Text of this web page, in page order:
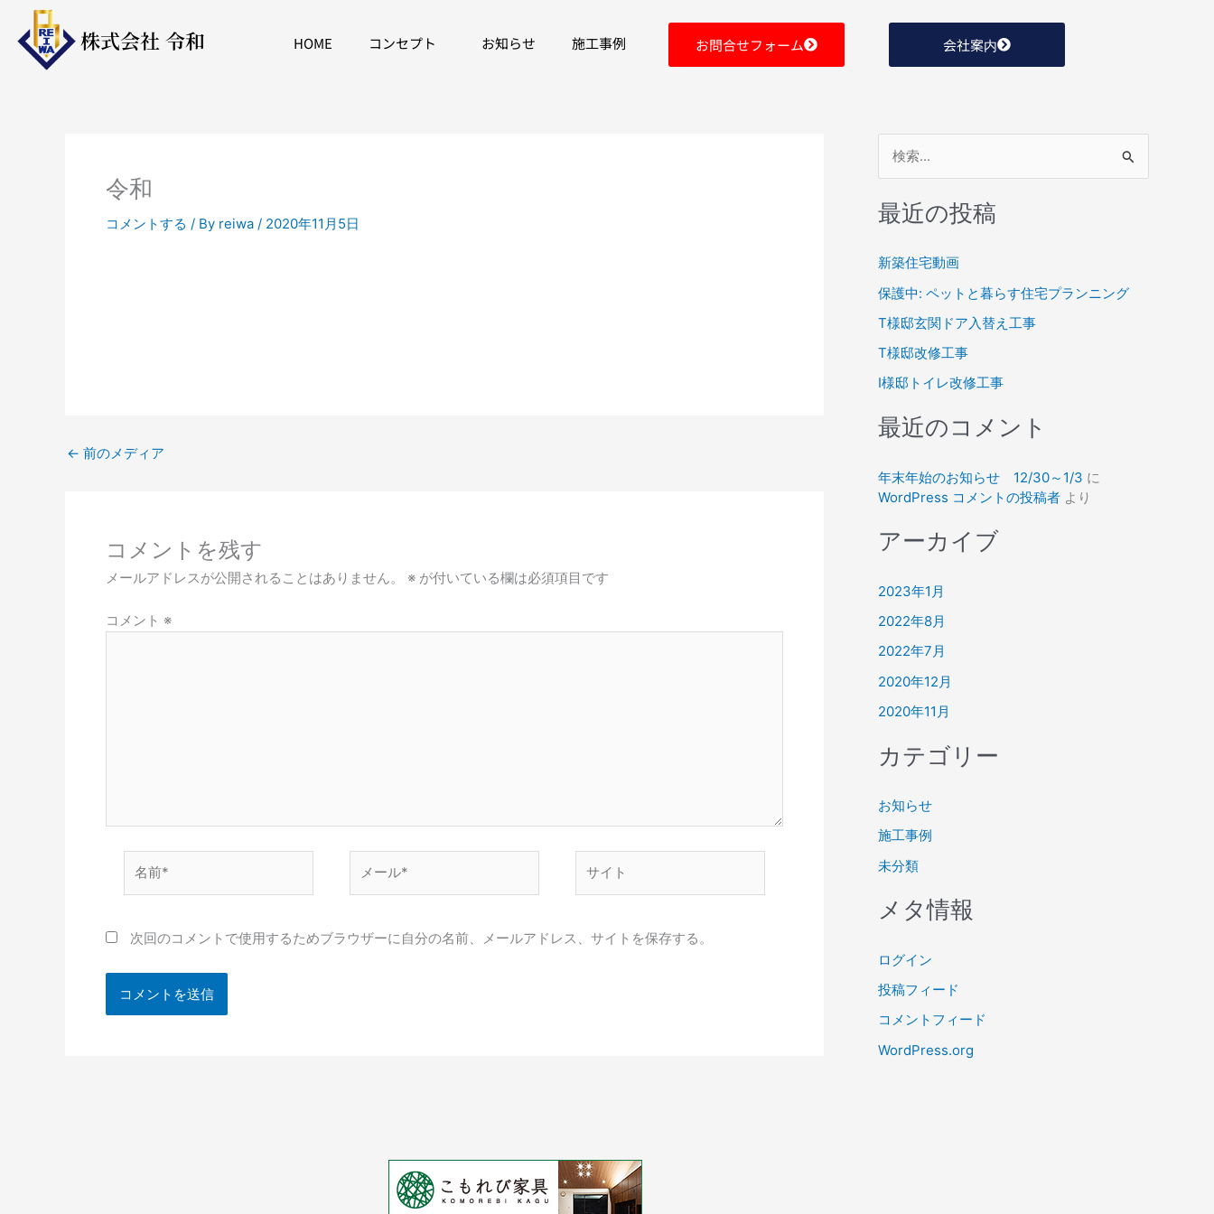
株式会社 令和 HOME コンセプト お知らせ 施工事例 お問合せフォーム 会社案内
令和
コメントする / By reiwa / 2020年11月5日
← 前のメディア
コメントを残す
メールアドレスが公開されることはありません。 ※ が付いている欄は必須項目です
コメント ※
ー
次回のコメントで使用するためブラウザーに自分の名前、メールアドレス、サイトを保存する。
対
:
最近の投稿
新築住宅動画
保護中: ペットと暮らす住宅プランニング
T様邸玄関ドア入替え工事
T様邸改修工事
I様邸トイレ改修工事
最近のコメント
年末年始のお知らせ 12/30～1/3 に
WordPress コメントの投稿者 より
アーカイブ
2023年1月
2022年8月
2022年7月
2020年12月
2020年11月
カテゴリー
お知らせ
施工事例
未分類
メタ情報
ログイン
投稿フィード
コメントフィード
WordPress.org